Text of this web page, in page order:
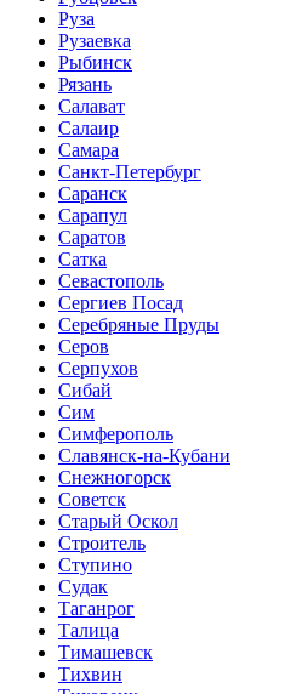
Руза
Рузаевка
Рыбинск
Рязань
Салават
Салаир
Самара
Санкт-Петербург
Саранск
Сарапул
Саратов
Сатка
Севастополь
Сергиев Посад
Серебряные Пруды
Серов
Серпухов
Сибай
Сим
Симферополь
Славянск-на-Кубани
Снежногорск
Советск
Старый Оскол
Строитель
Ступино
Судак
Таганрог
Талица
Тимашевск
Тихвин